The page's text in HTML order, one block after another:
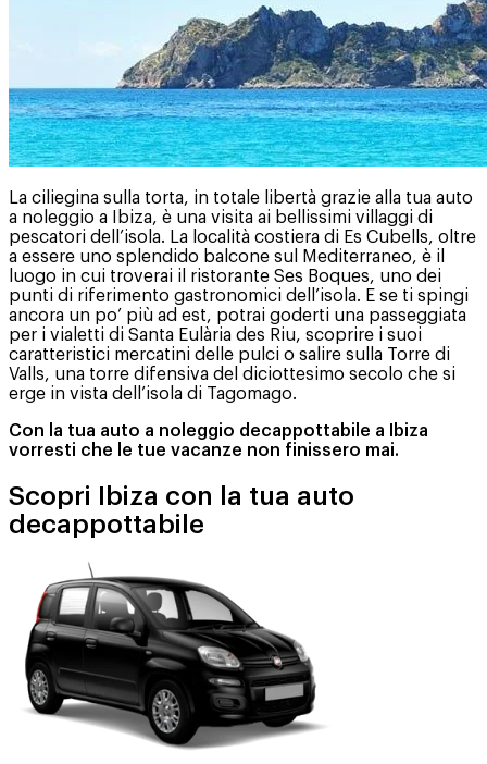
La ciliegina sulla torta, in totale libertà grazie alla tua auto
a noleggio a Ibiza, è una visita ai bellissimi villaggi di
pescatori dell’isola. La località costiera di Es Cubells, oltre
a essere uno splendido balcone sul Mediterraneo, è il
luogo in cui troverai il ristorante Ses Boques, uno dei
punti di riferimento gastronomici dell’isola. E se ti spingi
ancora un po’ più ad est, potrai goderti una passeggiata
per i vialetti di Santa Eulària des Riu, scoprire i suoi
caratteristici mercatini delle pulci o salire sulla Torre di
Valls, una torre difensiva del diciottesimo secolo che si
erge in vista dell’isola di Tagomago.
Con la tua auto a noleggio decappottabile a Ibiza
vorresti che le tue vacanze non finissero mai.
Scopri Ibiza con la tua auto
decappottabile